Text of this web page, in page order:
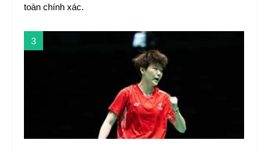
toàn chính xác.
3